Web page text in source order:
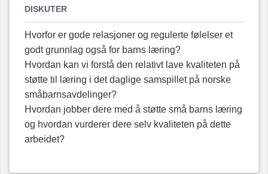
DISKUTER
Hvorfor er gode relasjoner og regulerte følelser et
godt grunnlag også for barns læring?
Hvordan kan vi forstå den relativt lave kvaliteten på
støtte til læring i det daglige samspillet på norske
småbarnsavdelinger?
Hvordan jobber dere med å støtte små barns læring
og hvordan vurderer dere selv kvaliteten på dette
arbeidet?